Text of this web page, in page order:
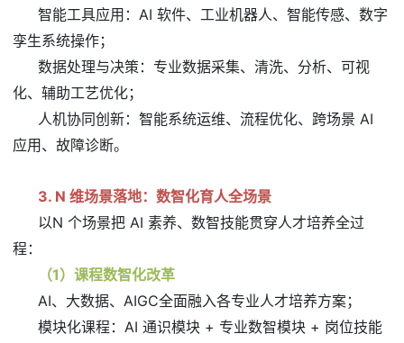
智能工具应用：AI 软件、工业机器人、智能传感、数字
孪生系统操作；
数据处理与决策：专业数据采集、清洗、分析、可视
化、辅助工艺优化；
人机协同创新：智能系统运维、流程优化、跨场景 AI
应用、故障诊断。
3. N 维场景落地：数智化育人全场景
以N 个场景把 AI 素养、数智技能贯穿人才培养全过
程：
（1）课程数智化改革
AI、大数据、AIGC全面融入各专业人才培养方案；
模块化课程：AI 通识模块 + 专业数智模块 + 岗位技能